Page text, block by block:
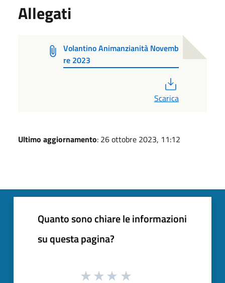
Allegati
Volantino Animanzianità Novemb
re 2023
Scarica
Ultimo aggiornamento: 26 ottobre 2023, 11:12
Quanto sono chiare le informazioni
su questa pagina?